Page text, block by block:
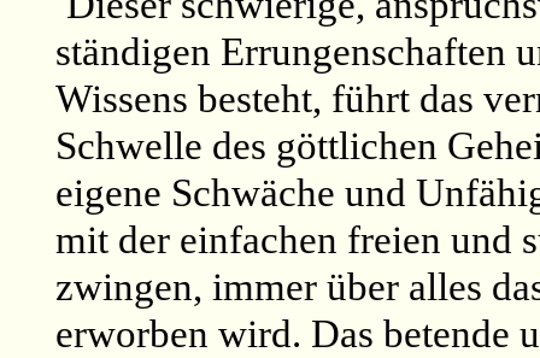
ständigen Errungenschaften
Wissens besteht, führt das
Schwelle des göttlichen
eigene Schwäche und
mit der einfachen freien und
zwingen, immer über alles
erworben wird. Das betende